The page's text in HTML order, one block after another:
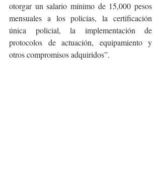
otorgar un salario mínimo de 15,000 pesos
mensuales a los policías, la certificación
única policial, la implementación de
protocolos de actuación, equipamiento y
otros compromisos adquiridos”.